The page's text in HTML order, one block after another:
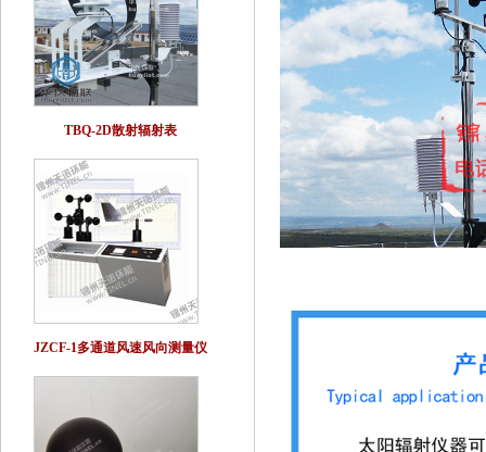
TBQ-2D散射辐射表
JZCF-1多通道风速风向测量仪